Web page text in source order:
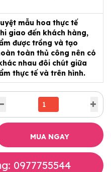
mẫu hoa thực tế
giao đến khách hàng,
được trồng và tạo
toàn thủ công nên có
nhau đôi chút giữa
thực tế và trên hình.
MUA NGAY
0977755544